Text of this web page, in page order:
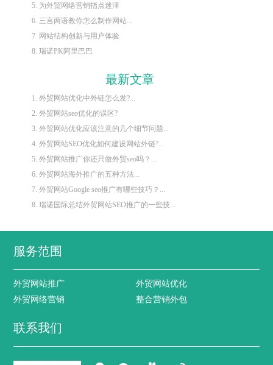
5. 为外贸网络营销指点迷津
6. 三言两语教你怎么制作网站...
7. 网站结构创新与用户体验
8. 瑞诺PK阿里巴巴
最新文章
1. 外贸网站优化中外链怎么发?...
2. 外贸网站seo优化的误区?
3. 外贸网站优化应该注意的几个细节问题...
4. 外贸网站SEO优化如何建设网站外链?...
5. 外贸网站推广你还只做外贸seo吗？...
6. 外贸网站海外推广的五种方法...
7. 外贸网站Google seo推广有哪些技巧？...
8. 瑞诺国际总结外贸网站SEO推广的一些技...
服务范围
外贸网站推广
外贸网站优化
外贸网络营销
整合营销外包
联系我们